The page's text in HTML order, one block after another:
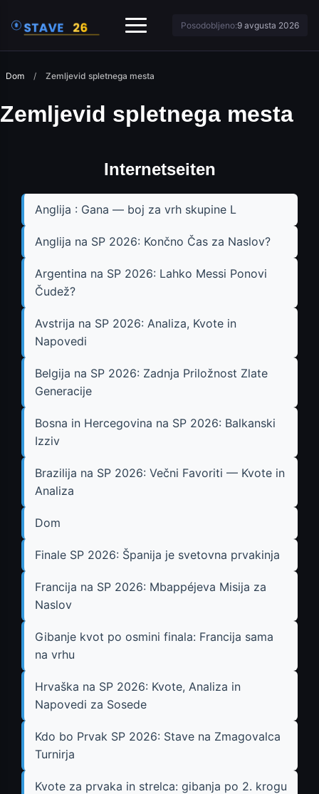
Posodobljeno:9 avgusta 2026
Dom / Zemljevid spletnega mesta
Zemljevid spletnega mesta
Internetseiten
Anglija : Gana — boj za vrh skupine L
Anglija na SP 2026: Končno Čas za Naslov?
Argentina na SP 2026: Lahko Messi Ponovi
Čudež?
Avstrija na SP 2026: Analiza, Kvote in
Napovedi
Belgija na SP 2026: Zadnja Priložnost Zlate
Generacije
Bosna in Hercegovina na SP 2026: Balkanski
Izziv
Brazilija na SP 2026: Večni Favoriti — Kvote in
Analiza
Dom
Finale SP 2026: Španija je svetovna prvakinja
Francija na SP 2026: Mbappéjeva Misija za
Naslov
Gibanje kvot po osmini finala: Francija sama
na vrhu
Hrvaška na SP 2026: Kvote, Analiza in
Napovedi za Sosede
Kdo bo Prvak SP 2026: Stave na Zmagovalca
Turnirja
Kvote za prvaka in strelca: gibanja po 2. krogu